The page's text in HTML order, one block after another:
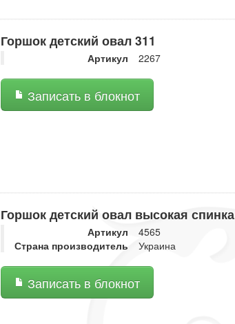
Горшок детский овал 311
Артикул 2267
Записать в блокнот
Горшок детский овал высокая спинка
Артикул
4565
Страна производитель
Украина
Записать в блокнот